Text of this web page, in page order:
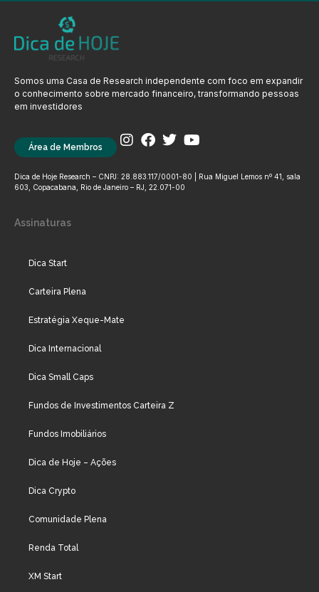
Somos uma Casa de Research independente com foco em expandir
o conhecimento sobre mercado financeiro, transformando pessoas
em investidores
Área de Membros
Dica de Hoje Research – CNPJ: 28.883.117/0001-80 | Rua Miguel Lemos nº 41, sala
603, Copacabana, Rio de Janeiro – RJ, 22.071-00
Assinaturas
Dica Start
Carteira Plena
Estratégia Xeque-Mate
Dica Internacional
Dica Small Caps
Fundos de Investimentos Carteira Z
Fundos Imobiliários
Dica de Hoje – Ações
Dica Crypto
Comunidade Plena
Renda Total
XM Start